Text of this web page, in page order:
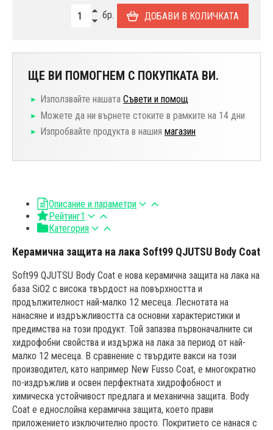
бр. ДОБАВИ В КОЛИЧКАТА
ЩЕ ВИ ПОМОГНЕМ С ПОКУПКАТА ВИ.
Използвайте нашата Съвети и помощ
Можете да ни върнете стоките в рамките на 14 дни
Изпробвайте продукта в нашия магазин
Описание и параметри
Рейтинг1
Категория
Керамична защита на лака Soft99 QJUTSU Body Coat
Soft99 QJUTSU Body Coat е нова керамична защита на лака на
база SiO2 с висока твърдост на повърхността и
продължителност най-малко 12 месеца. Леснотата на
нанасяне и издръжливостта са основни характеристики и
предимства на този продукт. Той запазва първоначалните си
хидрофобни свойства и издържа на лака за период от най-
малко 12 месеца. В сравнение с твърдите вакси на този
производител, като например New Fusso Coat, е многократно
по-издръжлив и освен перфектната хидрофобност и
химическа устойчивост предлага и механична защита. Body
Coat е еднослойна керамична защита, което прави
приложението изключително просто. Покритието се нанася с